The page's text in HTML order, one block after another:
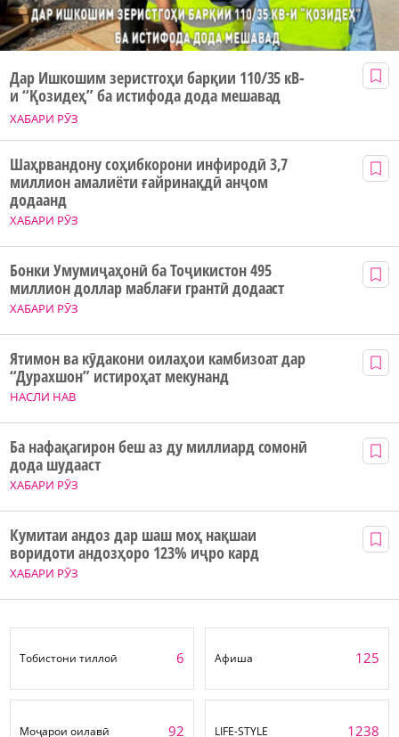
ХАБАРИ РӮЗ
Дар Ишкошим зеристгоҳи барқии 110/35 кВ-
и “Қозидеҳ” ба истифода дода мешавад
ХАБАРИ РӮЗ
Шаҳрвандону соҳибкорони инфиродӣ 3,7
миллион амалиёти ғайринақдӣ анҷом
додаанд
ХАБАРИ РӮЗ
Бонки Умумиҷаҳонӣ ба Тоҷикистон 495
миллион доллар маблағи грантӣ додааст
НАСЛИ НАВ
Ятимон ва кӯдакони оилаҳои камбизоат дар
“Дурахшон” истироҳат мекунанд
ХАБАРИ РӮЗ
Ба нафақагирон беш аз ду миллиард сомонӣ
дода шудааст
ХАБАРИ РӮЗ
Кумитаи андоз дар шаш моҳ нақшаи
воридоти андозҳоро 123% иҷро кард
Тобистони тиллоӣ 6 Афиша 125
Моҷарои оилавӣ 92 LIFE-STYLE 1238